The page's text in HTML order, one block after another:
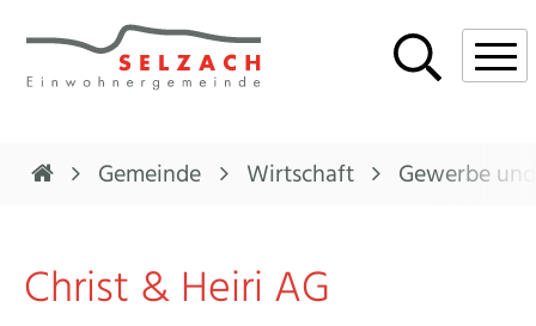
Navigieren in Selzach
Schnellnavigation
Gemeinde Wirtschaft Gewerbe
Christ & Heiri AG